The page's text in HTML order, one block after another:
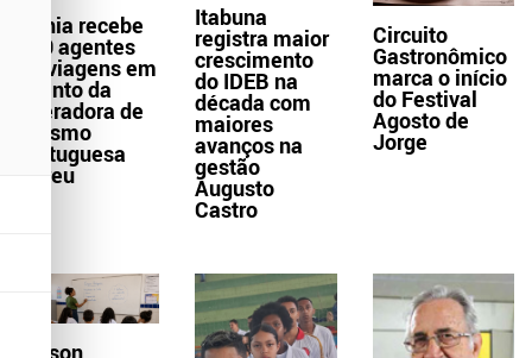
Bahia recebe
300 agentes
de viagens em
evento da
operadora de
turismo
portuguesa
Abreu
Itabuna
registra maior
crescimento
do IDEB na
década com
maiores
avanços na
gestão
Augusto
Castro
Circuito
Gastronômico
marca o início
do Festival
Agosto de
Jorge
Wilson